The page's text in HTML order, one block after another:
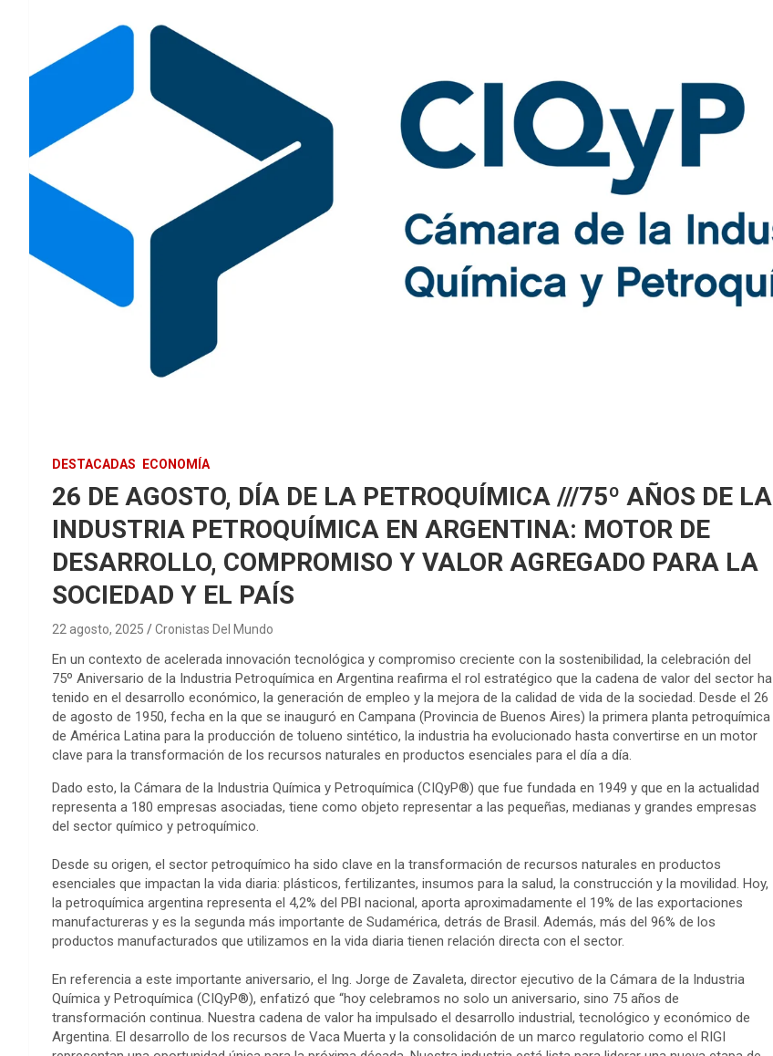
DESTACADAS ECONOMÍA
26 DE AGOSTO, DÍA DE LA PETROQUÍMICA ///75º AÑOS DE LA
INDUSTRIA PETROQUÍMICA EN ARGENTINA: MOTOR DE
DESARROLLO, COMPROMISO Y VALOR AGREGADO PARA LA
SOCIEDAD Y EL PAÍS
22 agosto, 2025 Cronistas Del Mundo
En un contexto de acelerada innovación tecnológica y compromiso creciente con la sostenibilidad, la celebración del
75º Aniversario de la Industria Petroquímica en Argentina reafirma el rol estratégico que la cadena de valor del sector ha
tenido en el desarrollo económico, la generación de empleo y la mejora de la calidad de vida de la sociedad. Desde el 26
de agosto de 1950, fecha en la que se inauguró en Campana (Provincia de Buenos Aires) la primera planta petroquímica
de América Latina para la producción de tolueno sintético, la industria ha evolucionado hasta convertirse en un motor
clave para la transformación de los recursos naturales en productos esenciales para el día a día.
Dado esto, la Cámara de la Industria Química y Petroquímica (CIQyP®) que fue fundada en 1949 y que en la actualidad
representa a 180 empresas asociadas, tiene como objeto representar a las pequeñas, medianas y grandes empresas
del sector químico y petroquímico.
Desde su origen, el sector petroquímico ha sido clave en la transformación de recursos naturales en productos
esenciales que impactan la vida diaria: plásticos, fertilizantes, insumos para la salud, la construcción y la movilidad. Hoy,
la petroquímica argentina representa el 4,2% del PBI nacional, aporta aproximadamente el 19% de las exportaciones
manufactureras y es la segunda más importante de Sudamérica, detrás de Brasil. Además, más del 96% de los
productos manufacturados que utilizamos en la vida diaria tienen relación directa con el sector.
En referencia a este importante aniversario, el Ing. Jorge de Zavaleta, director ejecutivo de la Cámara de la Industria
Química y Petroquímica (CIQyP®), enfatizó que “hoy celebramos no solo un aniversario, sino 75 años de
transformación continua. Nuestra cadena de valor ha impulsado el desarrollo industrial, tecnológico y económico de
Argentina. El desarrollo de los recursos de Vaca Muerta y la consolidación de un marco regulatorio como el RIGI